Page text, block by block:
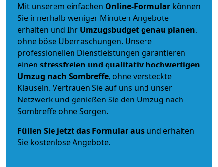
Mit unserem einfachen Online-Formular können
Sie innerhalb weniger Minuten Angebote
erhalten und Ihr Umzugsbudgetgenau planen,
ohne böse Überraschungen. Unsere
professionellen Dienstleistungen garantieren
einen stressfreien und qualitativ hochwertigen
Umzug nach Sombreffe, ohne versteckte
Klauseln. Vertrauen Sie auf uns und unser
Netzwerk und genießen Sie den Umzug nach
Sombreffe ohne Sorgen.
Füllen Sie jetzt das Formular aus und erhalten
Sie kostenlose Angebote.